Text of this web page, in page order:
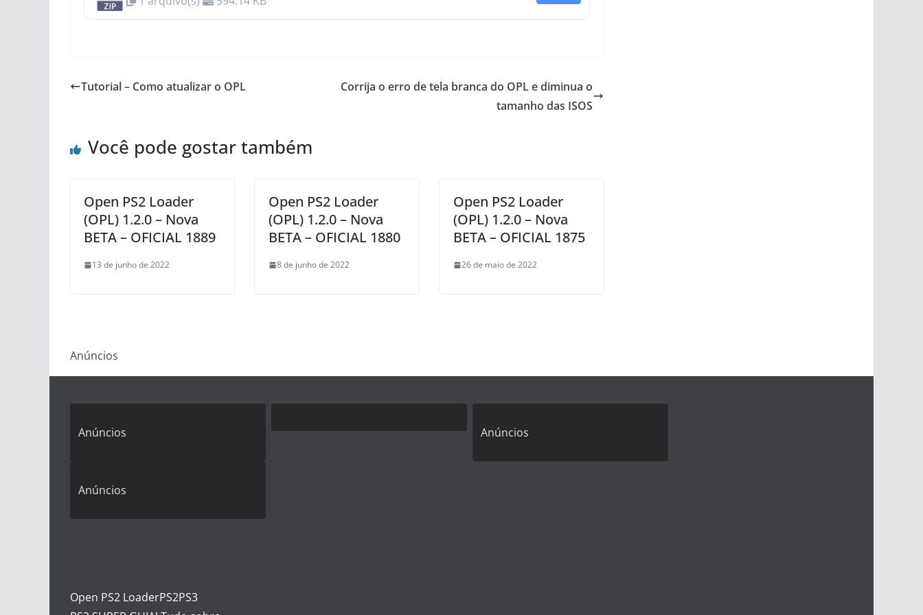
Tutorial – Como atualizar o OPL
Corrija o erro de tela branca do OPL e diminua o
tamanho das ISOS
Você pode gostar também
Open PS2 Loader
(OPL) 1.2.0 – Nova
BETA – OFICIAL 1889
13 de junho de 2022
Open PS2 Loader
(OPL) 1.2.0 – Nova
BETA – OFICIAL 1880
8 de junho de 2022
Open PS2 Loader
(OPL) 1.2.0 – Nova
BETA – OFICIAL 1875
26 de maio de 2022
Anúncios
Anúncios
Anúncios
Anúncios
Open PS2 LoaderPS2PS3